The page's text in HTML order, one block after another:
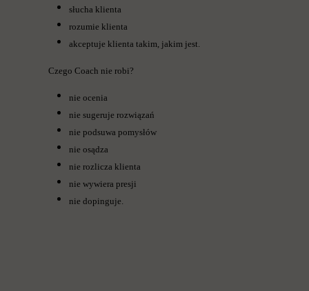
słucha klienta
rozumie klienta
akceptuje klienta takim, jakim jest.
Czego Coach nie robi?
nie ocenia
nie sugeruje rozwiązań
nie podsuwa pomysłów
nie osądza
nie rozlicza klienta
nie wywiera presji
nie dopinguje.